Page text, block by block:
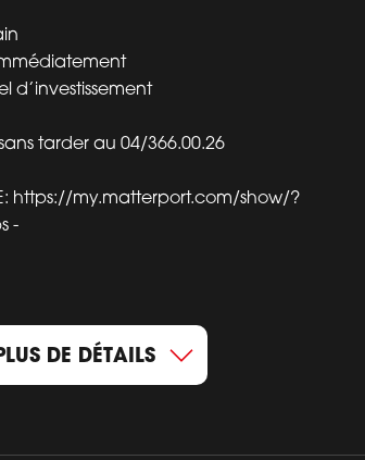
d’investissement
tarder au 04/366.00.26
https://my.matterport.com/show/?
-
DE DÉTAILS